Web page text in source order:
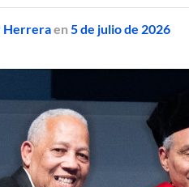
Herreraen 5 de julio de 2026